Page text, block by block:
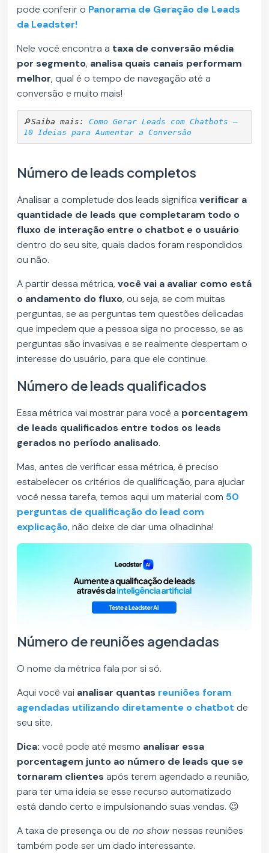
pode conferir o Panorama de Geração de Leads
da Leadster!
Nele você encontra a taxa de conversão média
por segmento, analisa quais canais performam
melhor, qual é o tempo de navegação até a
conversão e muito mais!
🔎Saiba mais: Como Gerar Leads com Chatbots –
10 Ideias para Aumentar a Conversão
Número de leads completos
Analisar a completude dos leads significaverificar a
quantidade de leads que completaram todo o
fluxo de interação entre o chatbot e o usuário
dentro do seu site, quais dados foram respondidos
ou não.
A partir dessa métrica,você vai a avaliar como está
o andamento do fluxo, ou seja, se com muitas
perguntas, se as perguntas tem questões delicadas
que impedem que a pessoa siga no processo, se as
perguntas são invasivas e se realmente despertam o
interesse do usuário, para que ele continue.
Número de leads qualificados
Essa métrica vai mostrar para você a porcentagem
de leads qualificados entre todos os leads
gerados no período analisado.
Mas, antes de verificar essa métrica, é preciso
estabelecer os critérios de qualificação, para ajudar
você nessa tarefa, temos aqui um material com 50
perguntas de qualificação do lead com
explicação, não deixe de dar uma olhadinha!
Número de reuniões agendadas
O nome da métrica fala por si só.
Aqui você vai analisar quantas reuniões foram
agendadas utilizando diretamente o chatbot de
seu site.
Dica:você pode até mesmo analisar essa
porcentagem junto ao número de leads que se
tornaram clientes após terem agendado a reunião,
para ter uma ideia se esse recurso automatizado
está dando certo e impulsionando suas vendas. 😉
A taxa de presença ou de no shownessas reuniões
também pode ser um dado interessante.